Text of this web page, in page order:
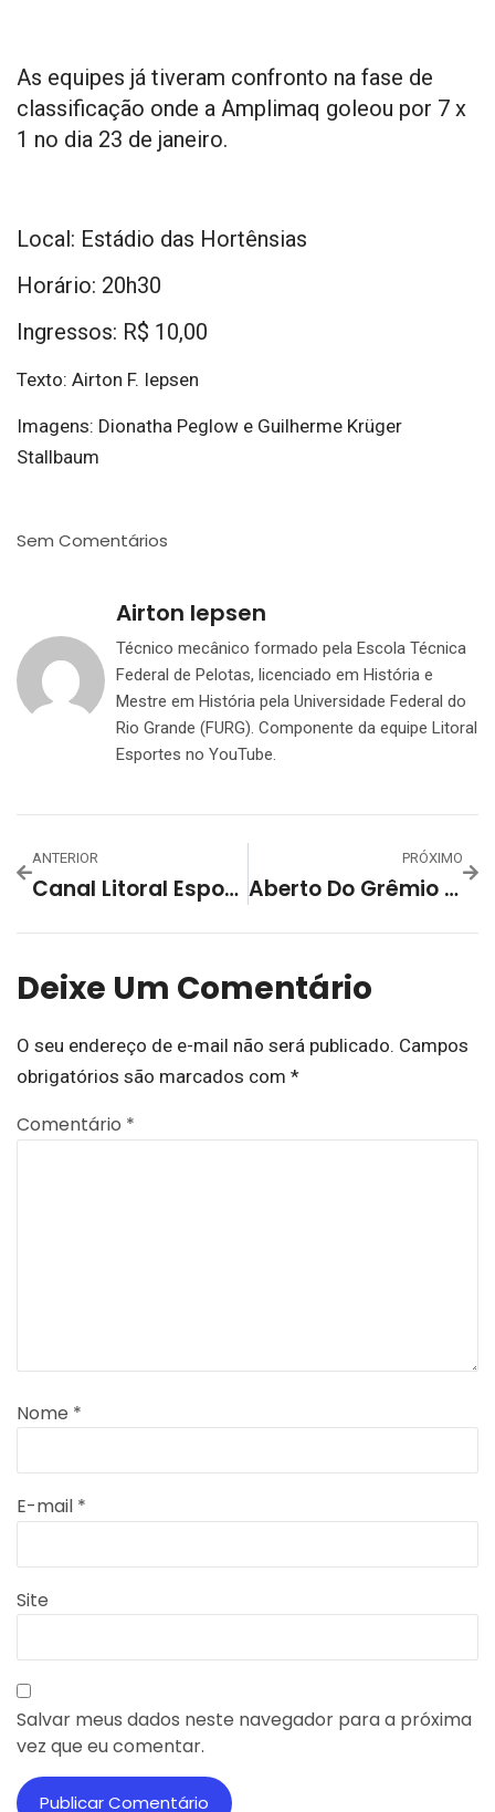
As equipes já tiveram confronto na fase de
classificação onde a Amplimaq goleou por 7 x
1 no dia 23 de janeiro.
Local: Estádio das Hortênsias
Horário: 20h30
Ingressos: R$ 10,00
Texto: Airton F. Iepsen
Imagens: Dionatha Peglow e Guilherme Krüger
Stallbaum
Sem Comentários
Airton Iepsen
Técnico mecânico formado pela Escola Técnica
Federal de Pelotas, licenciado em História e
Mestre em História pela Universidade Federal do
Rio Grande (FURG). Componente da equipe Litoral
Esportes no YouTube.
ANTERIOR
Canal Litoral Esportes Alcança UM Milhão De Visualizações
PRÓXIMO
Aberto Do Grêmio Define Hoje Adversários De Sporting E Funil Na Grande Final
Deixe Um Comentário
O seu endereço de e-mail não será publicado. Campos
obrigatórios são marcados com *
Comentário *
Nome *
E-mail *
Site
Salvar meus dados neste navegador para a próxima
vez que eu comentar.